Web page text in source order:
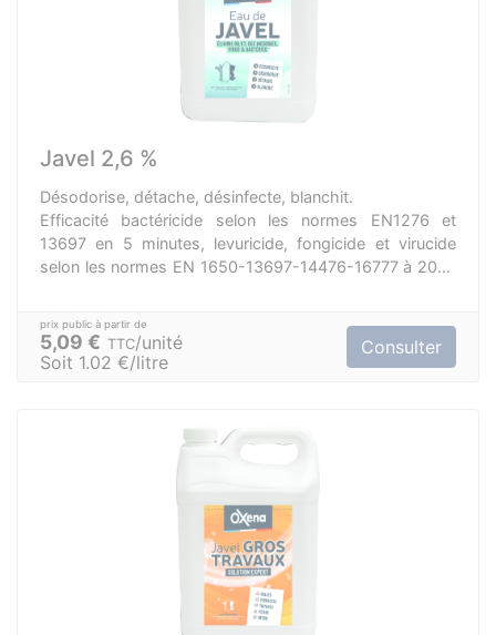
Javel 2,6 %
Désodorise, détache, désinfecte, blanchit.
Efficacité bactéricide selon les normes EN1276 et
13697 en 5 minutes, levuricide, fongicide et virucide
selon les normes EN 1650-13697-14476-16777 à 20°C
5,09 € TTC unité
Soit 1.02 €/litre
Consulter